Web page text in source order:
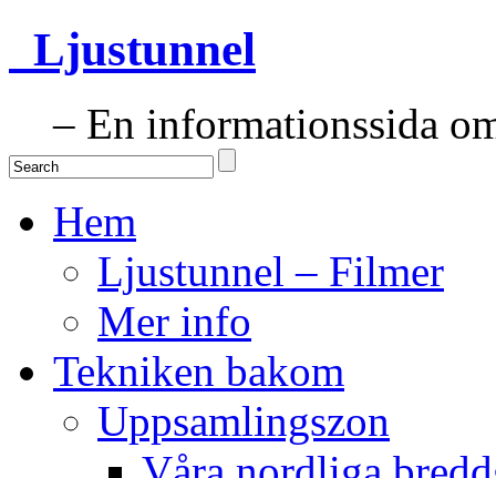
Ljustunnel
– En informationssida
Hem
Ljustunnel – Filmer
Mer info
Tekniken bakom
Uppsamlingszon